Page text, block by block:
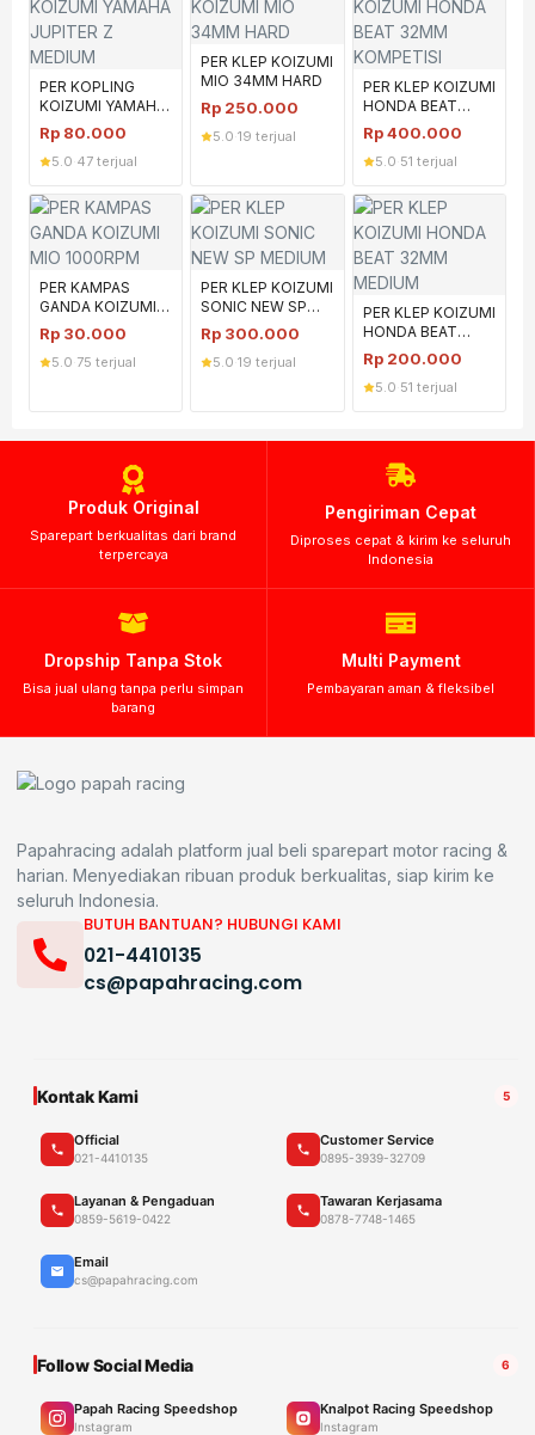
PER KOPLING
KOIZUMI YAMAHA
JUPITER Z
MEDIUM
Rp 80.000
5.0 47 terjual
PER KLEP KOIZUMI
MIO 34MM HARD
Rp 250.000
5.0 ·19 terjual
PER KLEP KOIZUMI
HONDA BEAT
32MM KOMPETISI
Rp400.000
5.0 51 terjual
PER KAMPAS
GANDA KOIZUMI
MIO 1000RPM
Rp 30.000
5.0 75 terjual
PER KLEP KOIZUMI
SONIC NEW SP
MEDIUM
Rp 300.000
5.0 ·19 terjual
PER KLEP KOIZUMI
HONDA BEAT
32MM MEDIUM
Rp 200.000
5.0 51 terjual
Produk Original
Sparepart berkualitas dari brand
terpercaya
Pengiriman Cepat
Diproses cepat & kirim ke seluruh
Indonesia
Dropship Tanpa Stok
Bisa jual ulang tanpa perlu simpan
barang
Multi Payment
Pembayaran aman & fleksibel
Papahracing adalah platform jual beli sparepart motor racing &
harian. Menyediakan ribuan produk berkualitas, siap kirim ke
seluruh Indonesia.
BUTUH BANTUAN? HUBUNGI KAMI
021-4410135
cs@papahracing.com
Kontak Kami 5
Official
021-4410135
Customer Service
0895-3939-32709
Layanan & Pengaduan
0859-5619-0422
Tawaran Kerjasama
0878-7748-1465
Email
cs@papahracing.com
Follow Social Media 6
Papah Racing Speedshop
Instagram
Knalpot Racing Speedshop
Instagram